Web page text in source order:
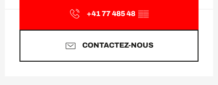
+41 77 485 48 ▒▒
CONTACTEZ-NOUS